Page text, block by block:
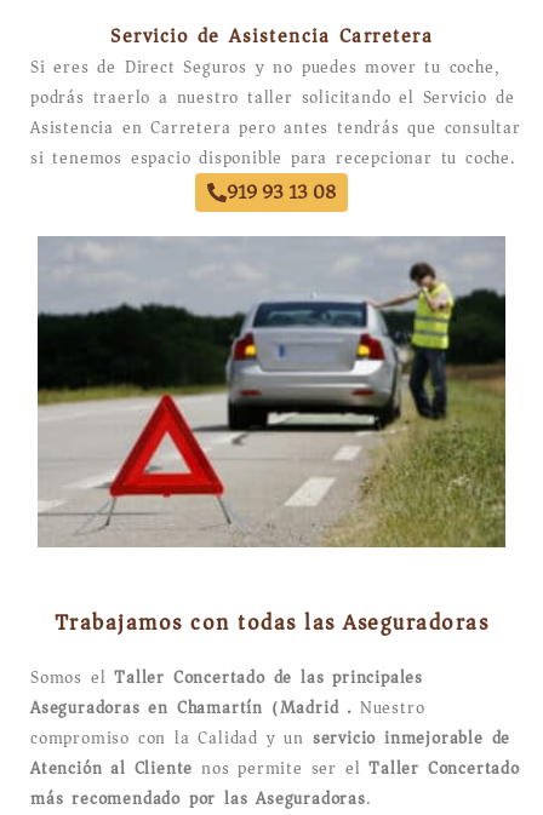
Servicio de Asistencia Carretera
Si eres de Direct Seguros y no puedes mover tu coche,
podrás traerlo a nuestro taller solicitando el Servicio de
Asistencia en Carretera pero antes tendrás que consultar
si tenemos espacio disponible para recepcionar tu coche.
919 93 13 08
Trabajamos con todas las Aseguradoras
Somos elTaller Concertado de las principales
Aseguradoras en Chamartín (Madrid). Nuestro
compromiso con la Calidad y un servicio inmejorable de
Atención al Clientenos permite ser elTaller Concertado
más recomendado por las Aseguradoras.